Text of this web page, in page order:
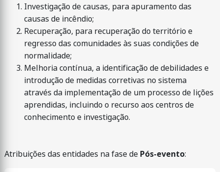
Investigação de causas, para apuramento das
causas de incêndio;
Recuperação, para recuperação do território e
regresso das comunidades às suas condições de
normalidade;
Melhoria contínua, a identificação de debilidades e
introdução de medidas corretivas no sistema
através da implementação de um processo de lições
aprendidas, incluindo o recurso aos centros de
conhecimento e investigação.
Atribuições das entidades na fase de Pós-evento: